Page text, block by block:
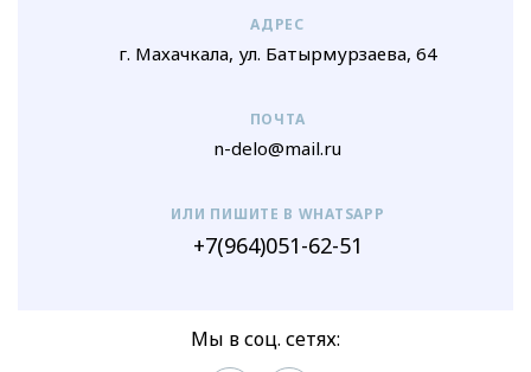
АДРЕС
г. Махачкала, ул. Батырмурзаева, 64
ПОЧТА
n-delo@mail.ru
ИЛИ ПИШИТЕ В WHATSAPP
+7(964)051-62-51
Мы в соц. сетях: